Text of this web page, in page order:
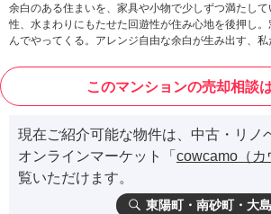
余白のある住まいを、家具や小物で少しずつ満たし
性、水まわりにもたせた回遊性が住み心地を後押し
んでやってくる。アレンジ自由な余白が生み出す、私
このマンションの売却相談
現在ご紹介可能な物件は、中古・リノ
オンラインマーケット「 cowcamo（カ
覧いただけます。
東陽町・南砂町・大島